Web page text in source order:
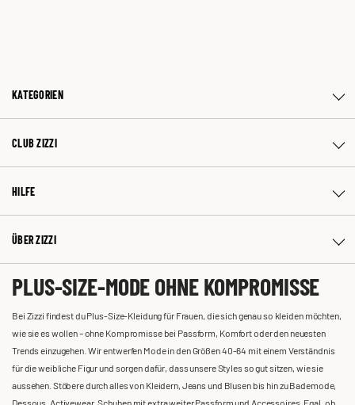
KATEGORIEN
CLUB ZIZZI
HILFE
ÜBER ZIZZI
PLUS-SIZE-MODE OHNE KOMPROMISSE
Bei Zizzi findest du Plus-Size-Kleidung für Frauen, die sich genau so kleiden möchten,
wie sie es wollen – ohne Kompromisse bei Passform, Komfort oder den neuesten
Trends einzugehen. Wir entwerfen Mode in den Größen 40-64 mit einem Verständnis
für die weibliche Figur und sorgen dafür, dass unsere Styles so gut sitzen, wie sie
aussehen. Stöbere durch alles von Kleidern, Jeans und Blusen bis hin zu Bademode,
Dessous, Activewear, Schuhen mit extra weiter Passform und Accessoires. Egal, ob